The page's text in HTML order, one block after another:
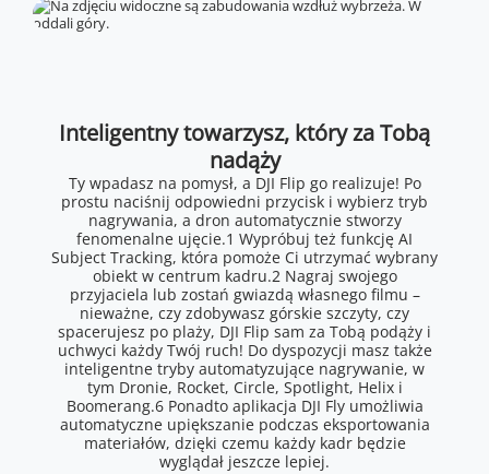
Inteligentny towarzysz, który za Tobą
nadąży
Ty wpadasz na pomysł, a DJI Flip go realizuje! Po
prostu naciśnij odpowiedni przycisk i wybierz tryb
nagrywania, a dron automatycznie stworzy
fenomenalne ujęcie.1 Wypróbuj też funkcję AI
Subject Tracking, która pomoże Ci utrzymać wybrany
obiekt w centrum kadru.2 Nagraj swojego
przyjaciela lub zostań gwiazdą własnego filmu –
nieważne, czy zdobywasz górskie szczyty, czy
spacerujesz po plaży, DJI Flip sam za Tobą podąży i
uchwyci każdy Twój ruch! Do dyspozycji masz także
inteligentne tryby automatyzujące nagrywanie, w
tym Dronie, Rocket, Circle, Spotlight, Helix i
Boomerang.6 Ponadto aplikacja DJI Fly umożliwia
automatyczne upiększanie podczas eksportowania
materiałów, dzięki czemu każdy kadr będzie
wyglądał jeszcze lepiej.